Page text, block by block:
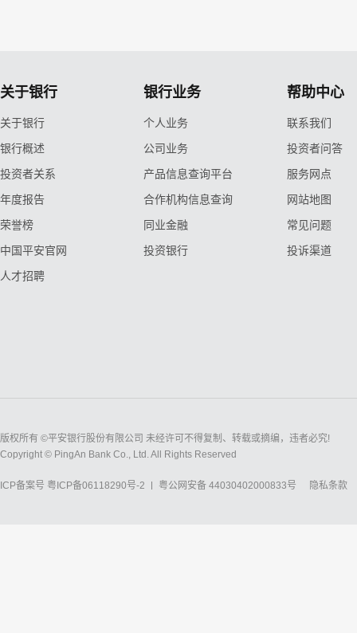
关于银行
关于银行
银行概述
投资者关系
年度报告
荣誉榜
中国平安官网
人才招聘
银行业务
个人业务
公司业务
产品信息查询平台
合作机构信息查询
同业金融
投资银行
帮助中心
联系我们
投资者问答
服务网点
网站地图
常见问题
投诉渠道
版权所有 ©平安银行股份有限公司 未经许可不得复制、转载或摘编，违者必究!
Copyright © PingAn Bank Co., Ltd. All Rights Reserved
ICP备案号 粤ICP备06118290号-2 粤公网安备 44030402000833号 隐私条款